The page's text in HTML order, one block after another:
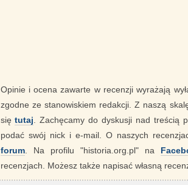
Opinie i ocena zawarte w recenzji wyrażają
zgodne ze stanowiskiem redakcji. Z naszą
siętutaj . Zachęcamy do dyskusji nad treścią
podać swój nick i e-mail. O naszych
forum. Na profilu "historia.org.pl" na
recenzjach. Możesz także napisać własną